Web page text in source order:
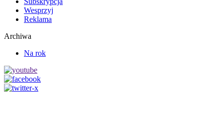
Wesprzyj
Reklama
Archiwa
Na rok